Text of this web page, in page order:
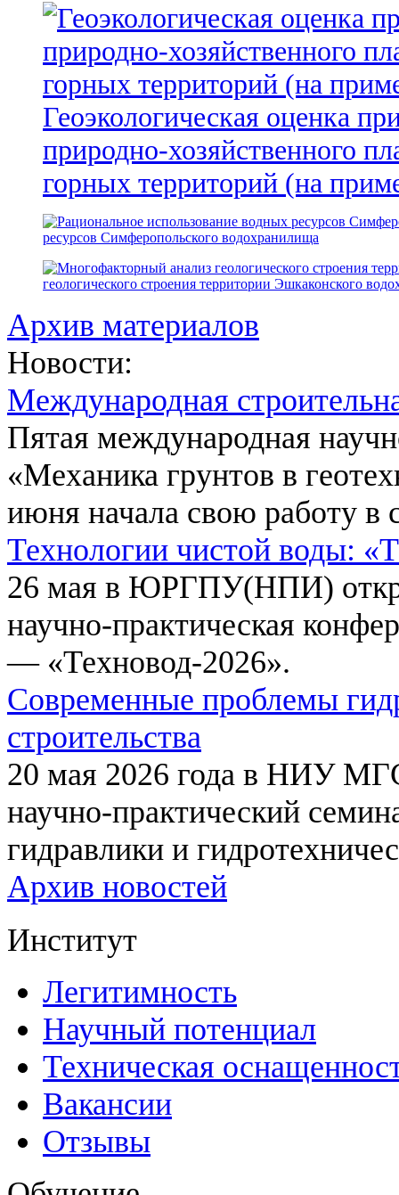
Геоэкологическая оценка
природно-хозяйственного
горных территорий (на
ресурсов Симферопольского водохранилища
геологического строения территории Эшкаконского
Архив материалов
Новости:
Международная
Пятая международная
«Механика грунтов в
июня начала свою работу в
Технологии чистой воды:
26 мая в ЮРГПУ(НПИ)
научно-практическая
— «Техновод-2026».
Современные проблемы
строительства
20 мая 2026 года в НИУ
научно-практический
гидравлики и
Архив новостей
Институт
Легитимность
Научный потенциал
Техническая
Вакансии
Отзывы